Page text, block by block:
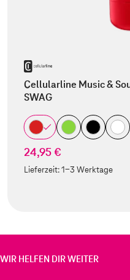
Cellularline Music &
SWAG
24,95 €
Lieferzeit:1-3 Werktage
WIR HELFEN DIR WEITER